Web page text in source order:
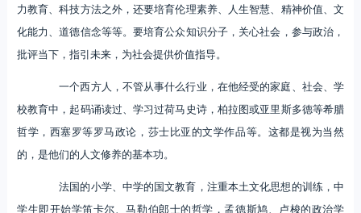
力教育、科技方法之外，还要培育伦理素养、人生智慧、精神价值、文
化能力、道德信念等等。要培育公众知识分子，关心社会，参与政治，
批评当下，指引未来，为社会提供价值指导。
一个西方人，不管从事什么行业，在他经受的家庭、社会、学
校教育中，起码诵读过、学习过荷马史诗，柏拉图或亚里斯多德等希腊
哲学，西塞罗等罗马政论，莎士比亚的文学作品等。这都是视为当然
的，是他们的人文修养的基本功。
法国的小学、中学的国文教育，注重本土文化思想的训练，中
学生即开始学笛卡尔、马勒伯郎士的哲学，孟德斯鸠、卢梭的政治学